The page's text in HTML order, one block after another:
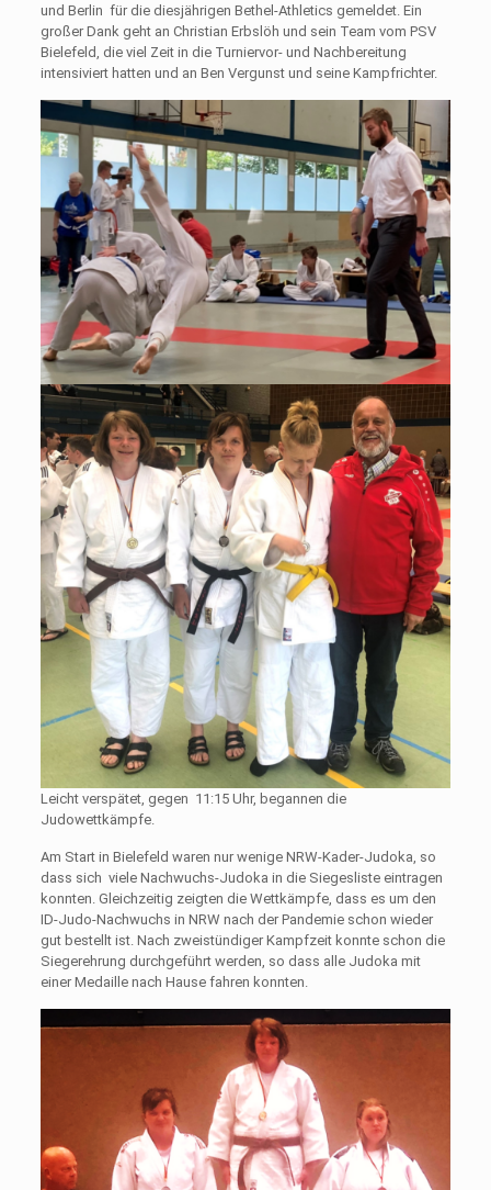
und Berlin für die diesjährigen Bethel-Athletics gemeldet. Ein
großer Dank geht an Christian Erbslöh und sein Team vom PSV
Bielefeld, die viel Zeit in die Turniervor- und Nachbereitung
intensiviert hatten und an Ben Vergunst und seine Kampfrichter.
Leicht verspätet, gegen 11:15 Uhr, begannen die
Judowettkämpfe.
Am Start in Bielefeld waren nur wenige NRW-Kader-Judoka, so
dass sich viele Nachwuchs-Judoka in die Siegesliste eintragen
konnten. Gleichzeitig zeigten die Wettkämpfe, dass es um den
ID-Judo-Nachwuchs in NRW nach der Pandemie schon wieder
gut bestellt ist. Nach zweistündiger Kampfzeit konnte schon die
Siegerehrung durchgeführt werden, so dass alle Judoka mit
einer Medaille nach Hause fahren konnten.